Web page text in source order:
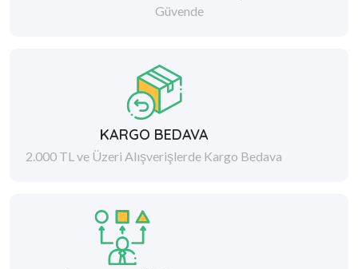
Güvende
KARGO BEDAVA
2.000 TL ve Üzeri Alışverişlerde Kargo Bedava